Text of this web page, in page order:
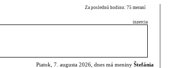
Za poslednú hodinu: 75 meraní
inzercia
Piatok, 7. augusta 2026, dnes má meniny Štefánia